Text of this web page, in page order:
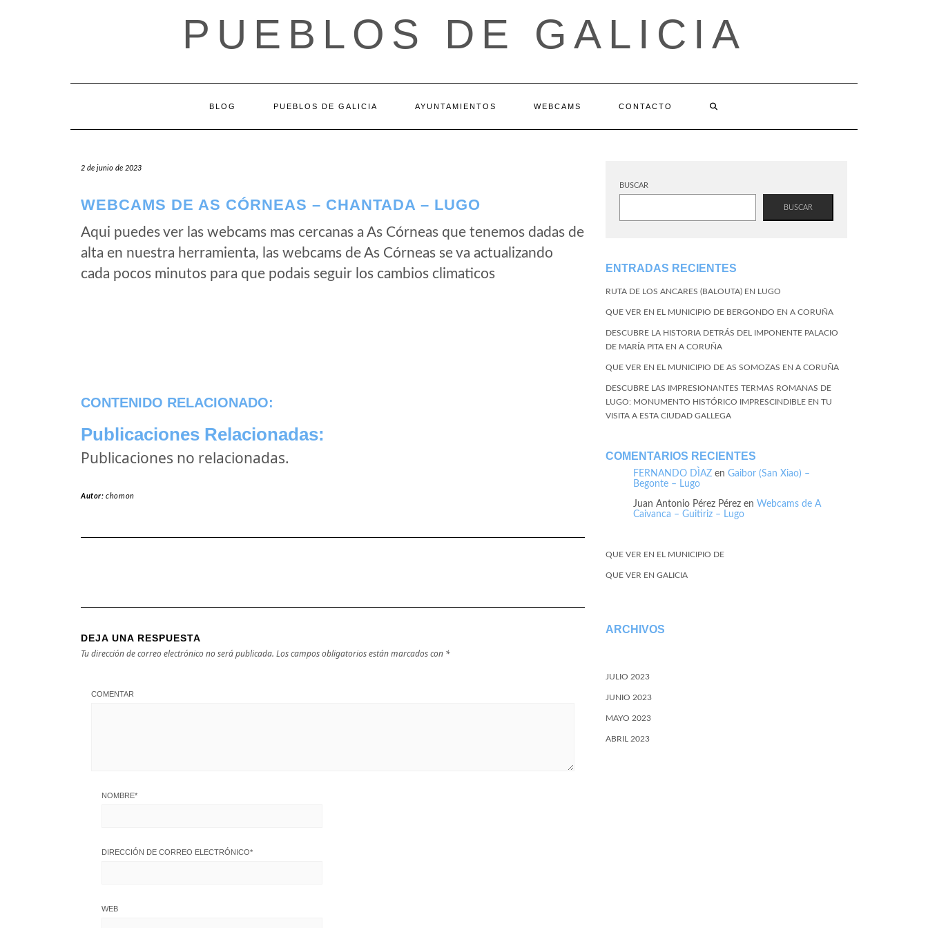
PUEBLOS DE GALICIA
BLOG PUEBLOS DE GALICIA AYUNTAMIENTOS WEBCAMS CONTACTO
2 de junio de 2023
WEBCAMS DE AS CÓRNEAS – CHANTADA – LUGO
Aqui puedes ver las webcams mas cercanas a As Córneas que tenemos dadas de
alta en nuestra herramienta, las webcams de As Córneas se va actualizando
cada pocos minutos para que podais seguir los cambios climaticos
CONTENIDO RELACIONADO:
Publicaciones Relacionadas:
Publicaciones no relacionadas.
Autor:chomon
DEJA UNA RESPUESTA
Tu dirección de correo electrónico no será publicada. Los campos obligatorios están marcados con *
COMENTAR
NOMBRE*
DIRECCIÓN DE CORREO ELECTRÓNICO*
WEB
BUSCAR
BUSCAR
ENTRADAS RECIENTES
RUTA DE LOS ANCARES (BALOUTA) EN LUGO
QUE VER EN EL MUNICIPIO DE BERGONDO EN A CORUÑA
DESCUBRE LA HISTORIA DETRÁS DEL IMPONENTE PALACIO
DE MARÍA PITA EN A CORUÑA
QUE VER EN EL MUNICIPIO DE AS SOMOZAS EN A CORUÑA
DESCUBRE LAS IMPRESIONANTES TERMAS ROMANAS DE
LUGO: MONUMENTO HISTÓRICO IMPRESCINDIBLE EN TU
VISITA A ESTA CIUDAD GALLEGA
COMENTARIOS RECIENTES
FERNANDO DÌAZ en Gaibor (San Xiao) –
Begonte – Lugo
Juan Antonio Pérez Pérez en Webcams de A
Caivanca – Guitiriz – Lugo
QUE VER EN EL MUNICIPIO DE
QUE VER EN GALICIA
ARCHIVOS
JULIO 2023
JUNIO 2023
MAYO 2023
ABRIL 2023